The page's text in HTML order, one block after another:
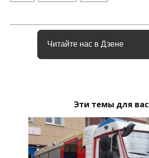
Читайте нас в Дзене
Эти темы для вас